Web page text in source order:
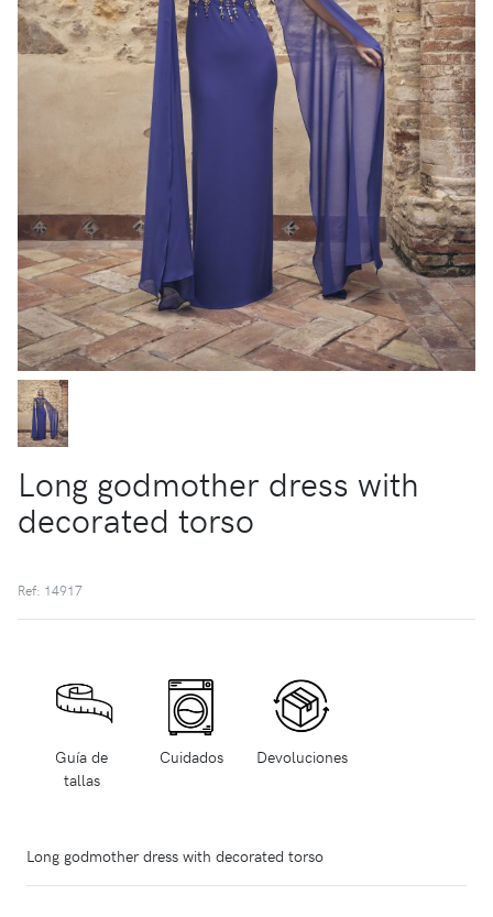
Long godmother dress with
decorated torso
Ref: 14917
Guía de
tallas
Cuidados Devoluciones
Long godmother dress with decorated torso